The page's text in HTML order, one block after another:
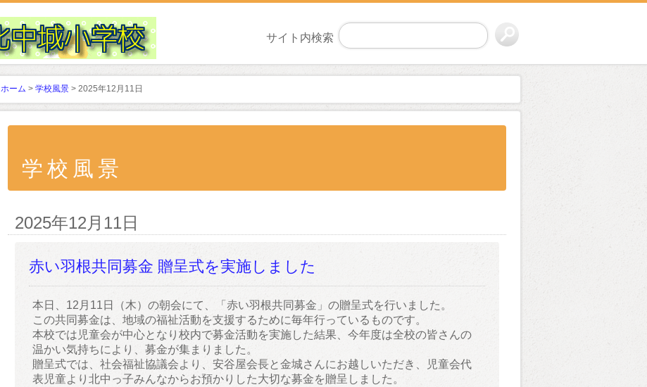
サイト内検索
ホーム > 学校風景 > 2025年12月11日
学校風景
2025年12月11日
赤い羽根共同募金 贈呈式を実施しました
本日、12月11日（木）の朝会にて、「赤い羽根共同募金」の贈呈式を行いました。
この共同募金は、地域の福祉活動を支援するために毎年行っているものです。
本校では児童会が中心となり校内で募金活動を実施した結果、今年度は全校の皆さんの
温かい気持ちにより、募金が集まりました。
贈呈式では、社会福祉協議会より、安谷屋会長と金城さんにお越しいただき、児童会代
表児童より北中っ子みんなからお預かりした大切な募金を贈呈しました。